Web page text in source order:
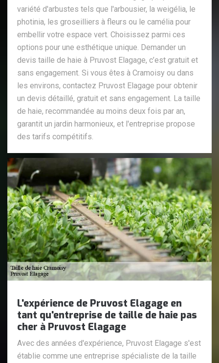
variété d'arbustes tels que l'arbousier, la weigélia, le
photinia, les groseilliers à fleurs ou le camélia pour
embellir votre espace vert. Choisissez parmi ces
options pour une esthétique unique. Demander un
devis taille de haie à Pruvost Elagage, c’est gratuit et
sans engagement. Si vous êtes à Cramoisy ou dans
les environs, contactez Pruvost Elagage pour obtenir
un devis détaillé, gratuit et sans engagement. La taille
de haie, recommandée au moins deux fois par an,
garantit un jardin harmonieux, et l'entreprise propose
des tarifs compétitifs.
L'expérience de Pruvost Elagage en
tant qu'entreprise de taille de haie pas
cher à Pruvost Elagage
Avec des années d'expérience, Pruvost Elagage s'est
établie comme une entreprise spécialiste de la taille